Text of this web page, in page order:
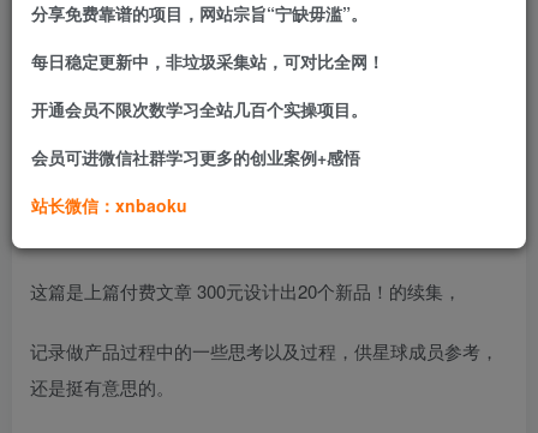
看似艰难，实则300元即可起步，还能做出20个不一样的新
品。
如何做属于自己的独立产品?
本文详解，知识量大，是你在外面看不到的干货。
这篇是上篇付费文章 300元设计出20个新品！的续集，
记录做产品过程中的一些思考以及过程，供星球成员参考，
还是挺有意思的。
分享免费靠谱的项目，网站宗旨“宁缺毋滥”。
每日稳定更新中，非垃圾采集站，可对比全网！
开通会员不限次数学习全站几百个实操项目。
会员可进微信社群学习更多的创业案例+感悟
站长微信：xnbaoku